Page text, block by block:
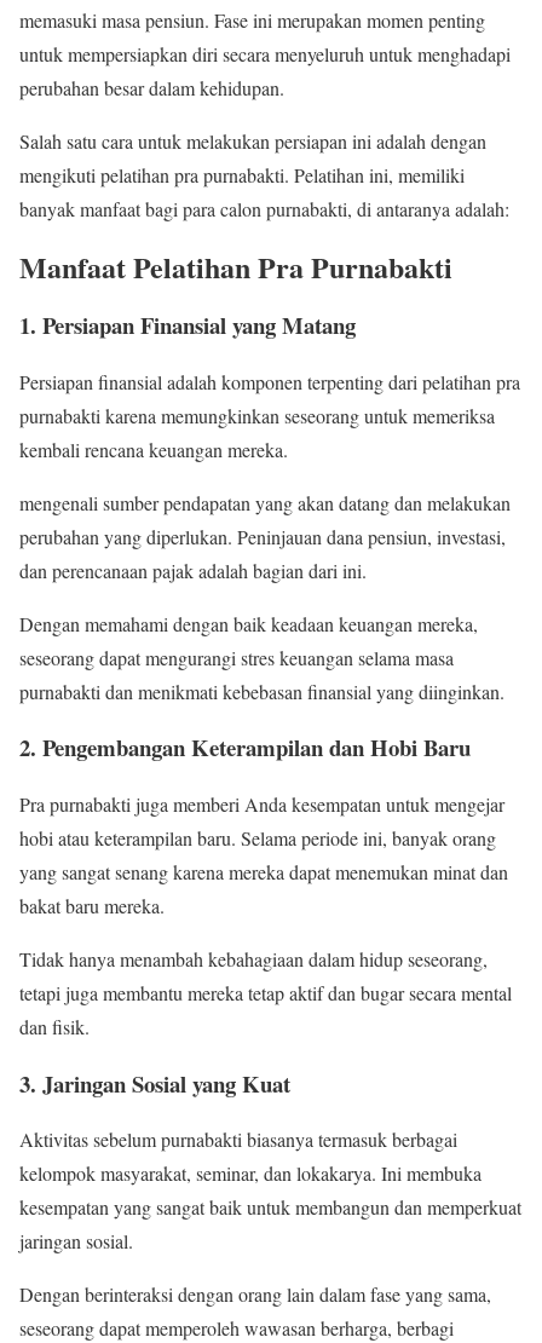
memasuki masa pensiun. Fase ini merupakan momen penting
untuk mempersiapkan diri secara menyeluruh untuk menghadapi
perubahan besar dalam kehidupan.
Salah satu cara untuk melakukan persiapan ini adalah dengan
mengikuti pelatihan pra purnabakti. Pelatihan ini, memiliki
banyak manfaat bagi para calon purnabakti, di antaranya adalah:
Manfaat Pelatihan Pra Purnabakti
1. Persiapan Finansial yang Matang
Persiapan finansial adalah komponen terpenting dari pelatihan pra
purnabakti karena memungkinkan seseorang untuk memeriksa
kembali rencana keuangan mereka.
mengenali sumber pendapatan yang akan datang dan melakukan
perubahan yang diperlukan. Peninjauan dana pensiun, investasi,
dan perencanaan pajak adalah bagian dari ini.
Dengan memahami dengan baik keadaan keuangan mereka,
seseorang dapat mengurangi stres keuangan selama masa
purnabakti dan menikmati kebebasan finansial yang diinginkan.
2. Pengembangan Keterampilan dan Hobi Baru
Pra purnabakti juga memberi Anda kesempatan untuk mengejar
hobi atau keterampilan baru. Selama periode ini, banyak orang
yang sangat senang karena mereka dapat menemukan minat dan
bakat baru mereka.
Tidak hanya menambah kebahagiaan dalam hidup seseorang,
tetapi juga membantu mereka tetap aktif dan bugar secara mental
dan fisik.
3. Jaringan Sosial yang Kuat
Aktivitas sebelum purnabakti biasanya termasuk berbagai
kelompok masyarakat, seminar, dan lokakarya. Ini membuka
kesempatan yang sangat baik untuk membangun dan memperkuat
jaringan sosial.
Dengan berinteraksi dengan orang lain dalam fase yang sama,
seseorang dapat memperoleh wawasan berharga, berbagi